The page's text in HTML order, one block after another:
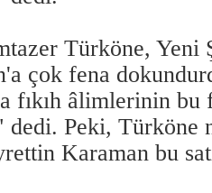
Türköne, Yeni
çok fena
fıkıh âlimlerinin bu
Peki, Türköne
Karaman bu